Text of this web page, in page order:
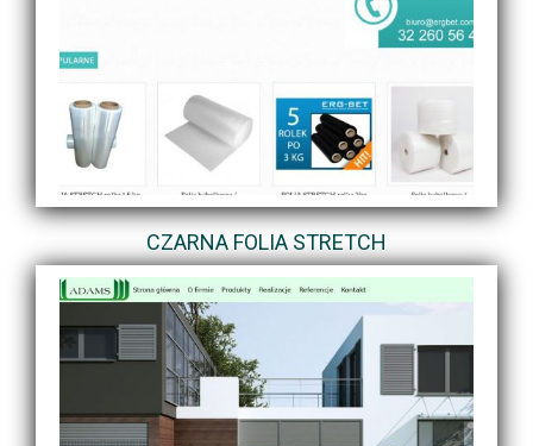
CZARNA FOLIA STRETCH